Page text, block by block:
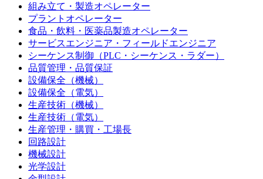
組み立て・製造オペレーター
プラントオペレーター
食品・飲料・医薬品製造オペレーター
サービスエンジニア・フィールドエンジニア
シーケンス制御（PLC・シーケンス・ラダー）
品質管理・品質保証
設備保全（機械）
設備保全（電気）
生産技術（機械）
生産技術（電気）
生産管理・購買・工場長
回路設計
機械設計
光学設計